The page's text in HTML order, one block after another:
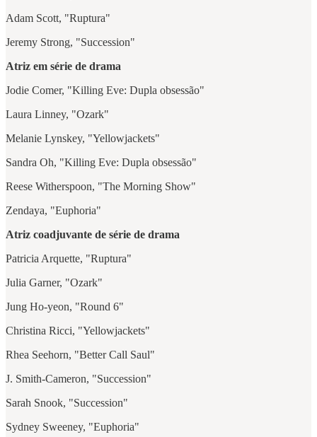
Adam Scott, "Ruptura"
Jeremy Strong, "Succession"
Atriz em série de drama
Jodie Comer, "Killing Eve: Dupla obsessão"
Laura Linney, "Ozark"
Melanie Lynskey, "Yellowjackets"
Sandra Oh, "Killing Eve: Dupla obsessão"
Reese Witherspoon, "The Morning Show"
Zendaya, "Euphoria"
Atriz coadjuvante de série de drama
Patricia Arquette, "Ruptura"
Julia Garner, "Ozark"
Jung Ho-yeon, "Round 6"
Christina Ricci, "Yellowjackets"
Rhea Seehorn, "Better Call Saul"
J. Smith-Cameron, "Succession"
Sarah Snook, "Succession"
Sydney Sweeney, "Euphoria"